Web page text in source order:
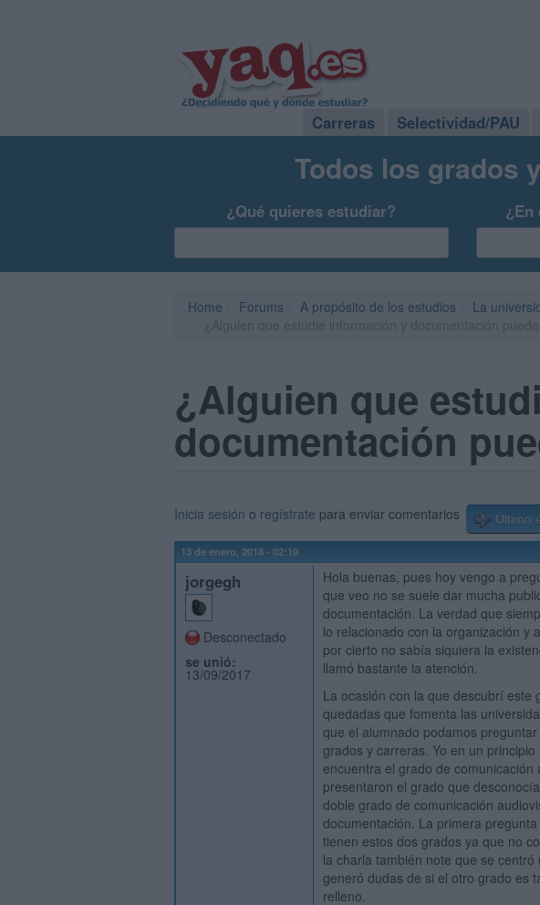
Carreras Selectividad/PAU
Todos los grados
¿Qué quieres estudiar? ¿En
Home Forums A propósito de los estudios
La
¿Alguien que
documentación
Inicia sesión o regístrate para enviar comentarios Último
13 de enero, 2018 - 02:19
jorgegh
Desconectado
se unió:
13/09/2017
Hola buenas, pues hoy vengo a
que veo no se suele dar mucha
documentación. La verdad que
lo relacionado con la organización y
por cierto no sabía siquiera la
llamó bastante la atención.
La ocasión con la que descubrí este
quedadas que fomenta las
que el alumnado podamos
grados y carreras. Yo en un
encuentra el grado de
presentaron el grado que
doble grado de comunicación
documentación. La primera
tienen estos dos grados ya que no
la charla también note que se
generó dudas de si el otro grado es
relleno.